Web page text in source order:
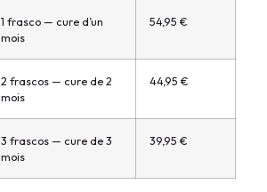
1 frasco — cure d’un
mois
54,95 €
2 frascos — cure de 2
mois
44,95 €
3 frascos — cure de 3
mois
39,95 €